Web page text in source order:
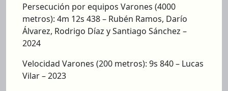
Persecución por equipos Varones (4000
metros): 4m 12s 438 – Rubén Ramos, Darío
Álvarez, Rodrigo Díaz y Santiago Sánchez –
2024
Velocidad Varones (200 metros): 9s 840 – Lucas
Vilar – 2023